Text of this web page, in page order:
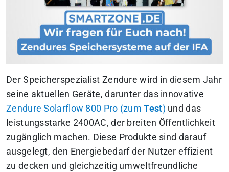
Der Speicherspezialist Zendure wird in diesem Jahr
seine aktuellen Geräte, darunter das innovative
Zendure Solarflow 800 Pro (zumTest) und das
leistungsstarke 2400AC, der breiten Öffentlichkeit
zugänglich machen. Diese Produkte sind darauf
ausgelegt, den Energiebedarf der Nutzer effizient
zu decken und gleichzeitig umweltfreundliche